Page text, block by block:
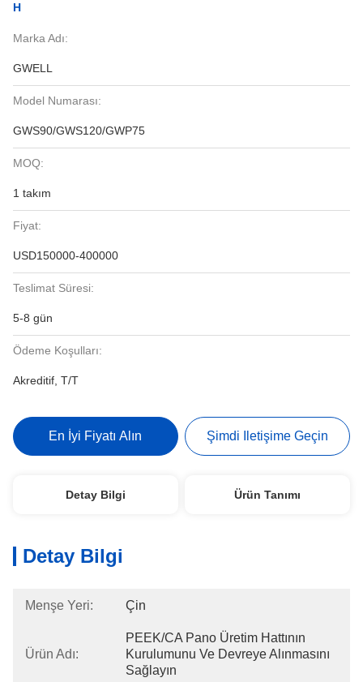
H
Marka Adı:
GWELL
Model Numarası:
GWS90/GWS120/GWP75
MOQ:
1 takım
Fiyat:
USD150000-400000
Teslimat Süresi:
5-8 gün
Ödeme Koşulları:
Akreditif, T/T
En İyi Fiyatı Alın Şimdi Iletişime Geçin
Detay Bilgi Ürün Tanımı
Detay Bilgi
Menşe Yeri: Çin
Ürün Adı:
PEEK/CA Pano Üretim Hattının
Kurulumunu Ve Devreye Alınmasını
Sağlayın